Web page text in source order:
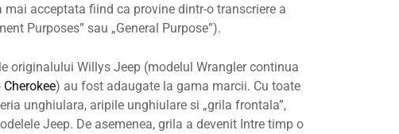
acceptata fiind ca provine dintr-o transcriere a
Purposes” sau „General Purpose”).
originalului Willys Jeep (modelul Wrangler continua
Cherokee) au fost adaugate la gama marcii. Cu toate
unghiulara, aripile unghiulare si „grila frontala”,
Jeep. De asemenea, grila a devenit Intre timp o